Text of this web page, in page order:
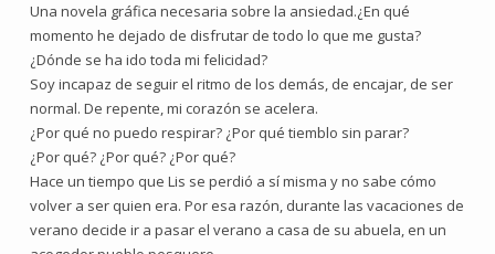
Una novela gráfica necesaria sobre la ansiedad.¿En qué
momento he dejado de disfrutar de todo lo que me gusta?
¿Dónde se ha ido toda mi felicidad?
Soy incapaz de seguir el ritmo de los demás, de encajar, de ser
normal. De repente, mi corazón se acelera.
¿Por qué no puedo respirar? ¿Por qué tiemblo sin parar?
¿Por qué? ¿Por qué? ¿Por qué?
Hace un tiempo que Lis se perdió a sí misma y no sabe cómo
volver a ser quien era. Por esa razón, durante las vacaciones de
verano decide ir a pasar el verano a casa de su abuela, en un